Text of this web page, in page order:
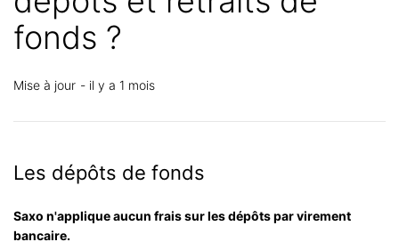
fonds ?
Mise à jour il y a 1 mois
Les dépôts de fonds
Saxo n'applique aucun frais sur les dépôts par virement
bancaire.